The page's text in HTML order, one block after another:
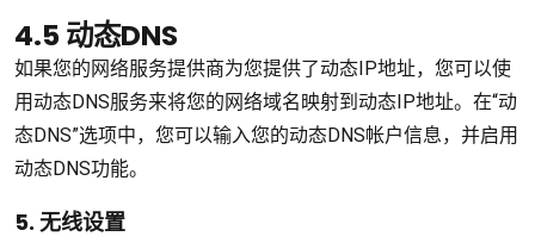
4.5 动态DNS
如果您的网络服务提供商为您提供了动态IP地址，您可以使
用动态DNS服务来将您的网络域名映射到动态IP地址。在“动
态DNS”选项中，您可以输入您的动态DNS帐户信息，并启用
动态DNS功能。
5. 无线设置